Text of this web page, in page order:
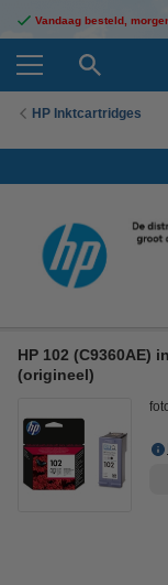
Vandaag besteld,
HP Inktcartridges
HP 102
(origineel)